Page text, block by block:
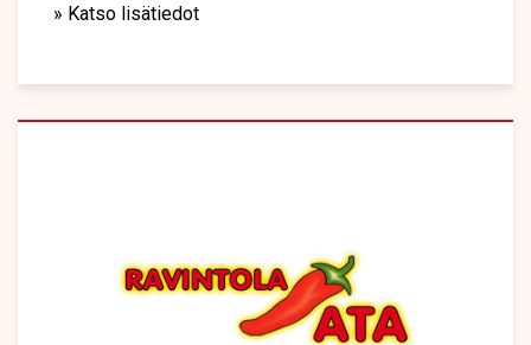
» Katso lisätiedot